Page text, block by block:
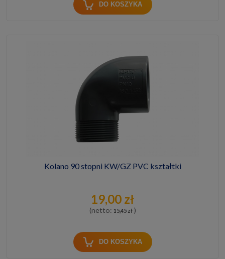
DO KOSZYKA
Kolano 90 stopni KW/GZ PVC kształtki
19,00 zł
(netto: 15,45 zł )
DO KOSZYKA